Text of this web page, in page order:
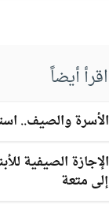
اقرأ أيضاً
الأسرة والصيف..
الإجازة الصيفية
إلى متعة